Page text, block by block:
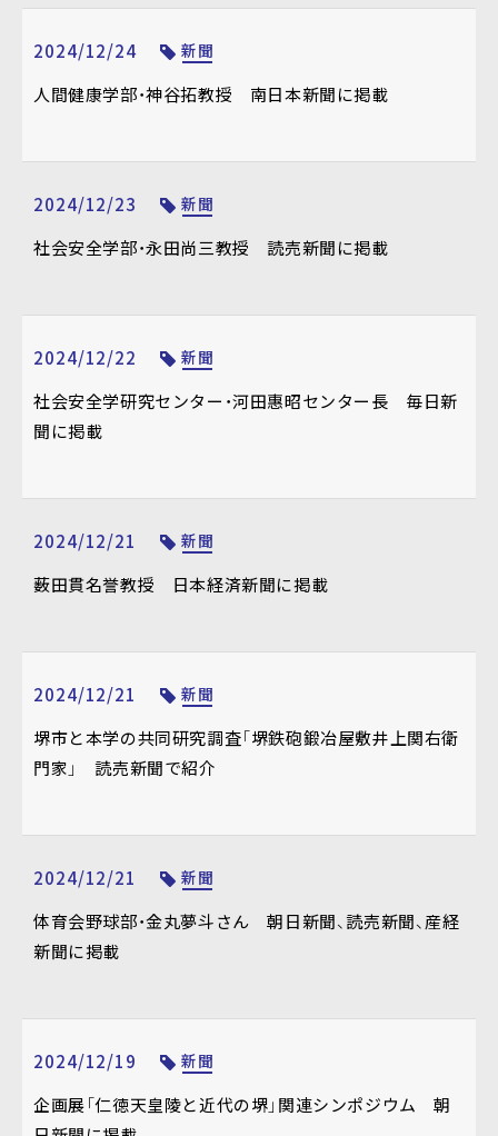
2024/12/24 新聞
人間健康学部・神谷拓教授 南日本新聞に掲載
2024/12/23 新聞
社会安全学部・永田尚三教授 読売新聞に掲載
2024/12/22 新聞
社会安全学研究センター・河田惠昭センター長 毎日新
聞に掲載
2024/12/21 新聞
薮田貫名誉教授 日本経済新聞に掲載
2024/12/21 新聞
堺市と本学の共同研究調査「堺鉄砲鍛冶屋敷井上関右衛
門家」 読売新聞で紹介
2024/12/21 新聞
体育会野球部・金丸夢斗さん 朝日新聞、読売新聞、産経
新聞に掲載
2024/12/19 新聞
企画展「仁徳天皇陵と近代の堺」関連シンポジウム 朝